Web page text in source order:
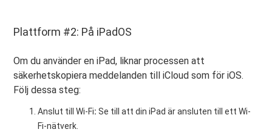
Plattform #2: På iPadOS
Om du använder en iPad, liknar processen att
säkerhetskopiera meddelanden till iCloud som för iOS.
Följ dessa steg:
Anslut till Wi-Fi: Se till att din iPad är ansluten till ett Wi-
Fi-nätverk.